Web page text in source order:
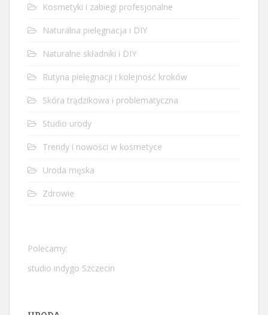
Kosmetyki i zabiegi profesjonalne
Naturalna pielęgnacja i DIY
Naturalne składniki i DIY
Rutyna pielęgnacji i kolejność kroków
Skóra trądzikowa i problematyczna
Studio urody
Trendy i nowości w kosmetyce
Uroda męska
Zdrowie
Polecamy:
studio indygo Szczecin